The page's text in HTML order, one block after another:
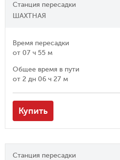
Станция пересадки
ШАХТНАЯ
Время пересадки
от 07 ч 55 м
Общее время в пути
от 2 дн 06 ч 27 м
Купить
Станция пересадки